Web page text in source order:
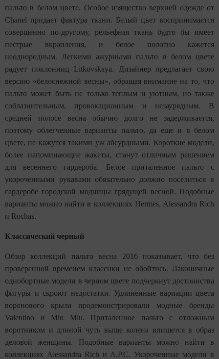
пальто в белом цвете. Особое изящество верхней одежде от
Chanel придает фактура ткани. Белый цвет воспринимается
совершенно по-другому, рельефная ткань будто бы имеет
пестрые вкрапления, и белое полотно кажется
неоднородным. Легкими ажурными пальто в белом цвете
радует поклонниц Litkovskaya. Дизайнер предлагает свою
версию «белоснежной весны», обращая внимание на то, что
пальто может быть не только теплым и уютным, но также
соблазнительным, провокационным и незаурядным. В
средней полосе весна обычно долго не задерживается,
поэтому облегченные варианты пальто, да еще и в белом
цвете, не кажутся такими уж абсурдными. Короткие модели,
более напоминающие жакеты, станут отличным решением
для весеннего гардероба. Белое приталенное пальто с
укороченными рукавами обязательно должно поселиться в
гардеробе городской модницы грядущей весной. Подобные
варианты можно найти в коллекциях Hermes, Alessandra Rich
и Rochas.
Классический черный
Обзор коллекций пальто весна 2016 показывает, что без
проверенной временем классики не обойтись. Лаконичные
однобортные модели в черном цвете подчеркнут достоинства
фигуры и скроют недостатки. Удлиненные вариации цвета
воронового крыла продемонстрировали модные бренды
Valentino и Miu Miu. Приталенное пальто с отложным
воротником и длиной чуть выше колена впишется в образ
деловой женщины. Подобные варианты можно найти в
коллекциях Alessandra Rich и A.P.C. Укороченные модели в